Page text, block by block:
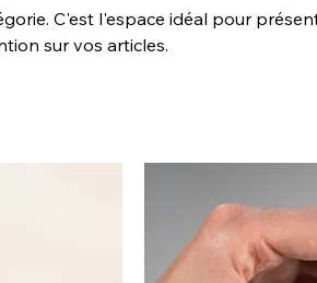
C'est l'espace idéal pour
sur vos articles.